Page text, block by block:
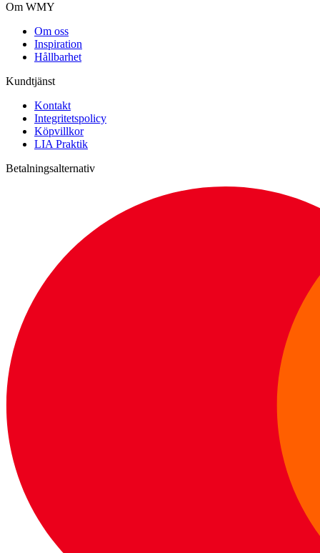
Om WMY
Om oss
Inspiration
Hållbarhet
Kundtjänst
Kontakt
Integritetspolicy
Köpvillkor
LIA Praktik
Betalningsalternativ